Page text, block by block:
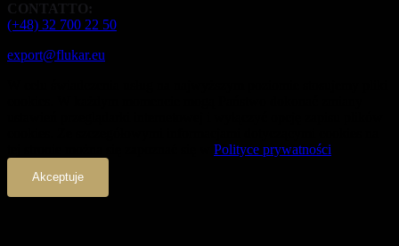
CONTATTO:
(+48) 32 700 22 50
export@flukar.eu
Polityce prywatności
Akceptuje